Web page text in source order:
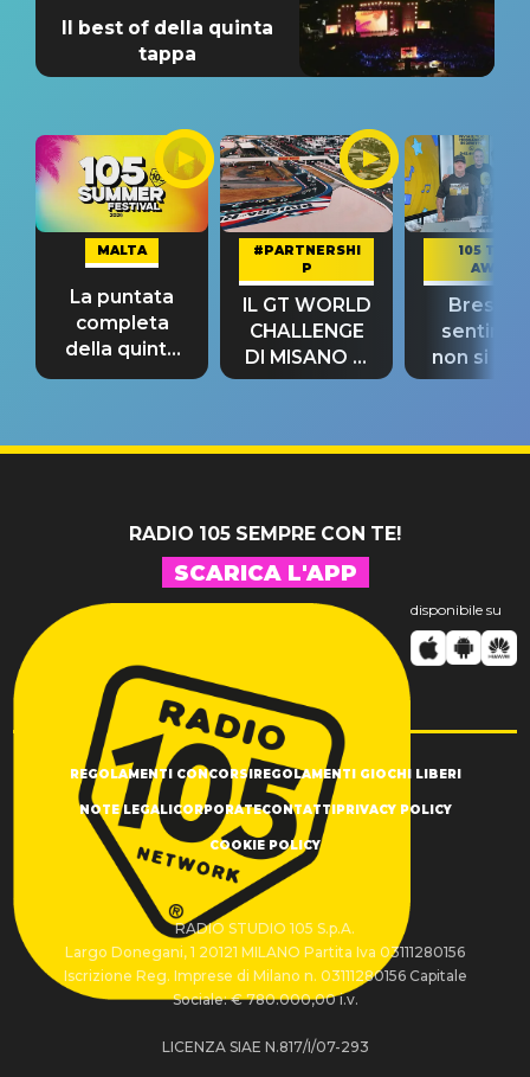
Il best of della quinta
tappa
MALTA
La puntata
completa
della quinta
tappa
#PARTNERSHI
P
IL GT WORLD
CHALLENGE
DI MISANO si
riconferma
105 TAKE
AWAY
Bresh:
non si
fino alla
RADIO 105 SEMPRE CON TE!
SCARICA L'APP
disponibile su
REGOLAMENTI CONCORSIREGOLAMENTI GIOCHI LIBERI
NOTE LEGALICORPORATECONTATTIPRIVACY POLICY
COOKIE POLICY
RADIO STUDIO 105 S.p.A.
Largo Donegani, 1 20121 MILANO Partita Iva 03111280156
Iscrizione Reg. Imprese di Milano n. 03111280156 Capitale
Sociale: € 780.000,00 i.v.
LICENZA SIAE N.817/I/07-293